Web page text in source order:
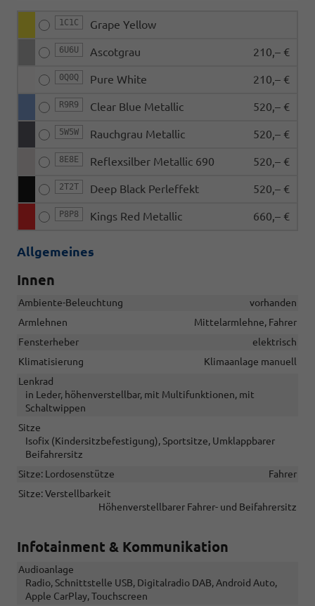
1C1C Grape Yellow
6U6U Ascotgrau 210,– €
0Q0Q Pure White 210,– €
R9R9 Clear Blue Metallic 520,– €
5W5W Rauchgrau Metallic 520,– €
8E8E Reflexsilber Metallic 690 520,– €
2T2T Deep Black Perleffekt 520,– €
P8P8 Kings Red Metallic 660,– €
Allgemeines
Innen
Ambiente-Beleuchtung
vorhanden
Armlehnen
Mittelarmlehne, Fahrer
Fensterheber
elektrisch
Klimatisierung
Klimaanlage manuell
Lenkrad
in Leder, höhenverstellbar, mit Multifunktionen, mit
Schaltwippen
Sitze
Isofix (Kindersitzbefestigung), Sportsitze, Umklappbarer
Beifahrersitz
Sitze: Lordosenstütze
Fahrer
Sitze: Verstellbarkeit
Höhenverstellbarer Fahrer- und Beifahrersitz
Infotainment & Kommunikation
Audioanlage
Radio, Schnittstelle USB, Digitalradio DAB, Android Auto,
Apple CarPlay, Touchscreen